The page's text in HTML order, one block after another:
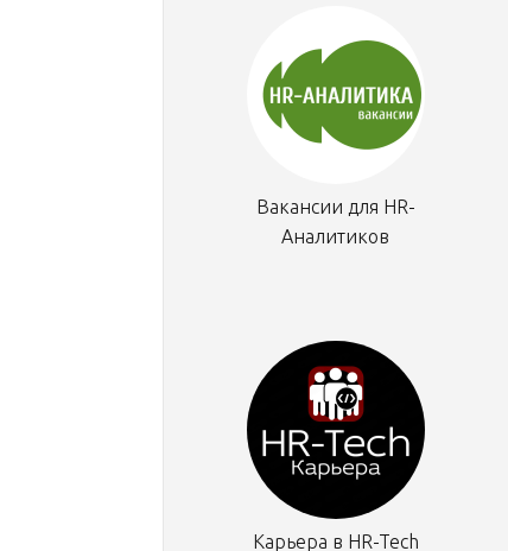
Вакансии для HR-
Аналитиков
Карьера в HR-Tech